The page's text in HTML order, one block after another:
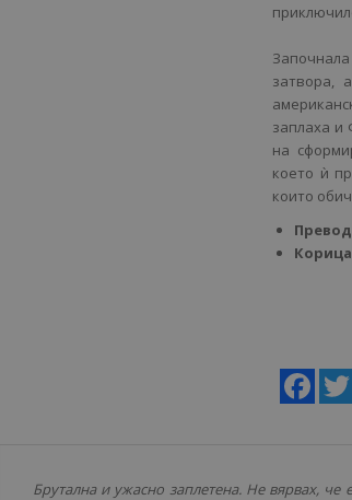
затвора,
заплаха и
на
което ѝ
които
Брутална и ужасно заплетена. Не вярвах,